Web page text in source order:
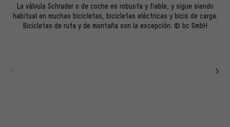
La válvula Schrader o de coche es robusta y fiable, y sigue siendo
habitual en muchas bicicletas, bicicletas eléctricas y bicis de carga.
Bicicletas de ruta y de montaña son la excepción. © bc GmbH